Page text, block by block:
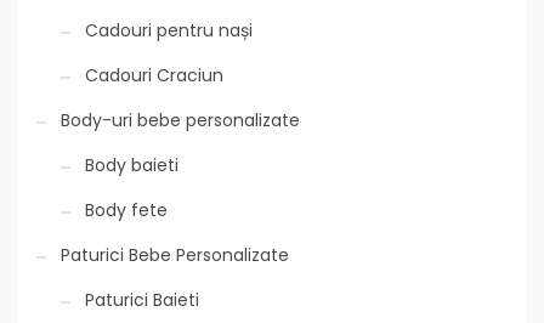
Cadouri pentru nași
Cadouri Craciun
Body-uri bebe personalizate
Body baieti
Body fete
Paturici Bebe Personalizate
Paturici Baieti